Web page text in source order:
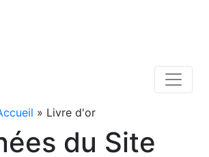
» Livre d'or
du Site